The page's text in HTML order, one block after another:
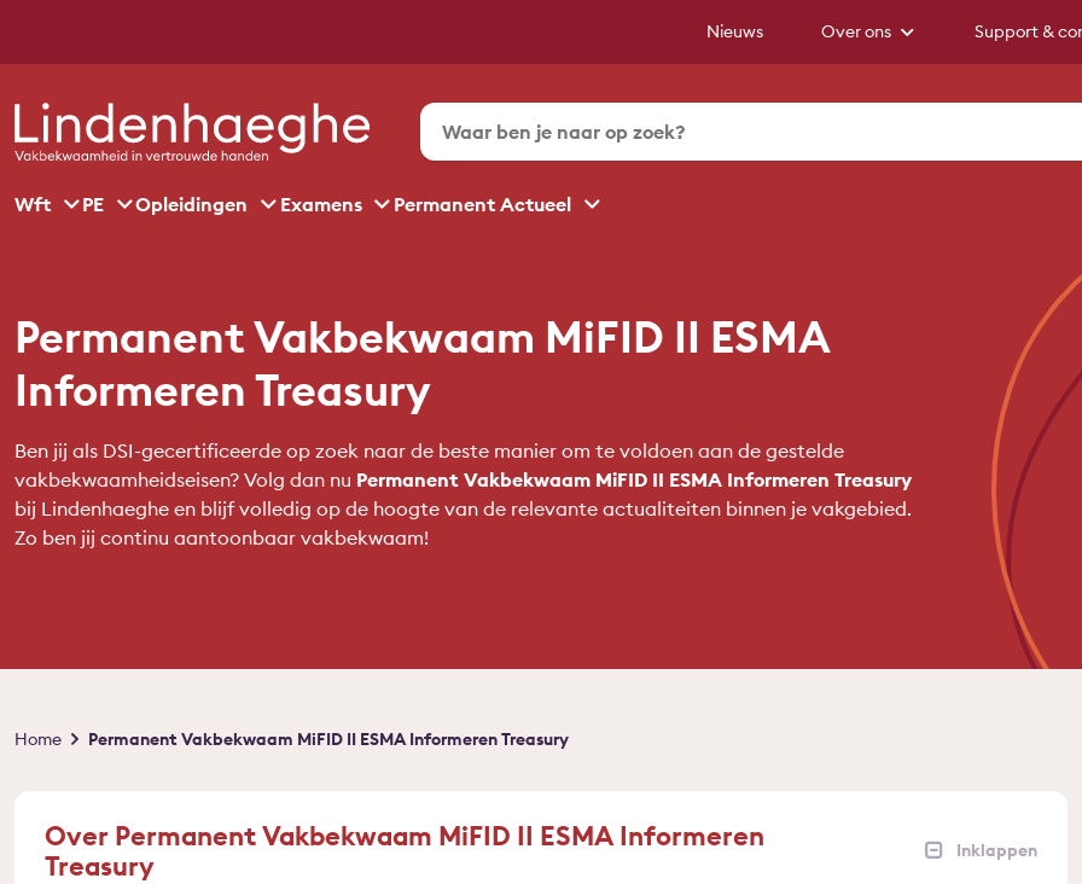
Nieuws Over ons Support &
Wft PE Opleidingen Examens Permanent Actueel
Permanent Vakbekwaam MiFID II ESMA
Informeren Treasury
Ben jij als DSI-gecertificeerde op zoek naar de beste manier om te voldoen aan de gestelde
vakbekwaamheidseisen? Volg dan nu Permanent Vakbekwaam MiFID II ESMA Informeren Treasury
bij Lindenhaeghe en blijf volledig op de hoogte van de relevante actualiteiten binnen je vakgebied.
Zo ben jij continu aantoonbaar vakbekwaam!
Kruimelpad
Home Permanent Vakbekwaam MiFID II ESMA Informeren Treasury
Over Permanent Vakbekwaam MiFID II ESMA Informeren
Treasury